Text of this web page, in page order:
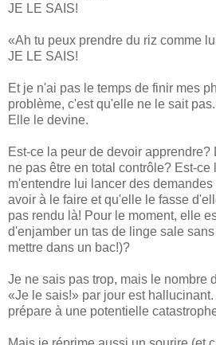
JE LE SAIS!
«Ah tu peux prendre du riz comme
JE LE SAIS!
Et je n'ai pas le temps de finir mes
problème, c'est qu'elle ne le sait
Elle le devine.
Est-ce la peur de devoir
ne pas être en total contrôle? Est-ce
m'entendre lui lancer des
avoir à le faire et qu'elle le fasse
pas rendu là! Pour le moment, elle
d'enjamber un tas de linge sale
mettre dans un bac!)?
Je ne sais pas trop, mais le nombre
«Je le sais!» par jour est
prépare à une potentielle